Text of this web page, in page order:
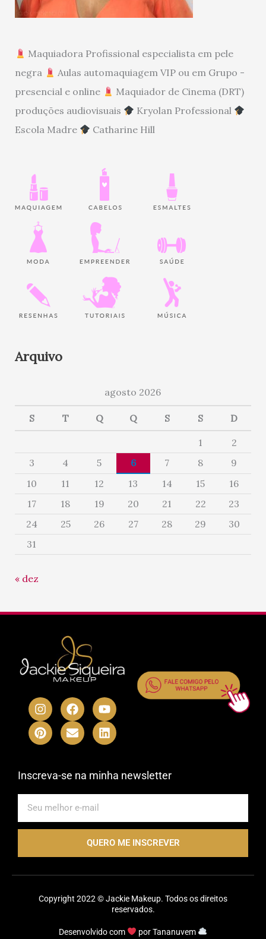
Maquiadora Profissional especialista em pele
negra
Aulas automaquiagem VIP ou em Grupo -
presencial e online
Maquiador de Cinema (DRT)
produções audiovisuais
Kryolan Professional
Escola Madre
Catharine Hill
Arquivo
agosto 2026
S T Q Q S S D
1
2
3
4 5 6 7 8
9
10
11 12 13 14 15
16
17
18 19 20 21 22
23
24
25 26 27 28 29
30
31
« dez
I
n
s
t
a
r
m
F
a
c
e
b
o
Y
o
u
t
u
e
P
i
n
t
e
e
t
E
n
v
e
l
p
L
i
n
k
e
i
Inscreva-se na minha newsletter
QUERO ME INSCREVER
Copyright 2022 © Jackie Makeup. Todos os direitos
reservados.
Desenvolvido com porTananuvem